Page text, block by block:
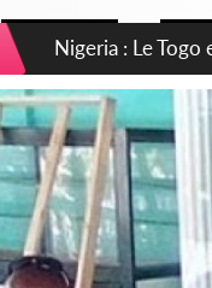
Côte d'Ivoire :